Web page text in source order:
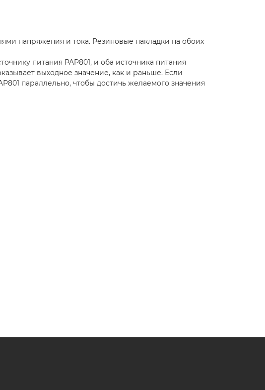
напряжения и тока. Резиновые накладки на обоих
питания PAP801, и оба источника питания
выходное значение, как и раньше. Если
параллельно, чтобы достичь желаемого значения